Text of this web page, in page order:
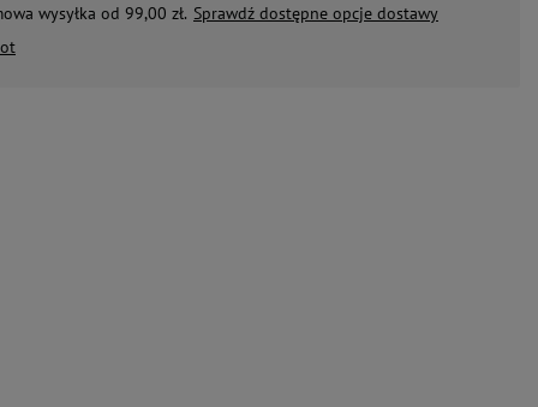
wysyłka od 99,00 zł. Sprawdź dostępne opcje dostawy